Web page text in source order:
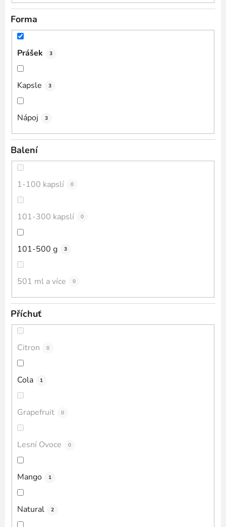
Forma
Prášek 3
Kapsle 3
Nápoj 3
Balení
1-100 kapslí 0
101-300 kapslí 0
101-500 g 3
501 ml a více 0
Příchuť
Citron 0
Cola 1
Grapefruit 0
Lesní Ovoce 0
Mango 1
Natural 2